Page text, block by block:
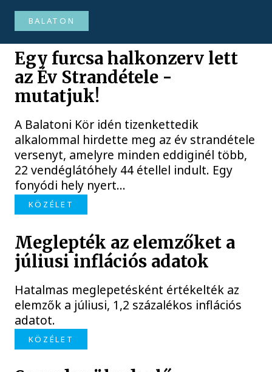
BALATON
Egy furcsa halkonzerv lett
az Év Strandétele -
mutatjuk!
A Balatoni Kör idén tizenkettedik
alkalommal hirdette meg az év strandétele
versenyt, amelyre minden eddiginél több,
22 vendéglátóhely 44 étellel indult. Egy
fonyódi hely nyert...
KÖZÉLET
Meglepték az elemzőket a
júliusi inflációs adatok
Hatalmas meglepetésként értékelték az
elemzők a júliusi, 1,2 százalékos inflációs
adatot.
KÖZÉLET